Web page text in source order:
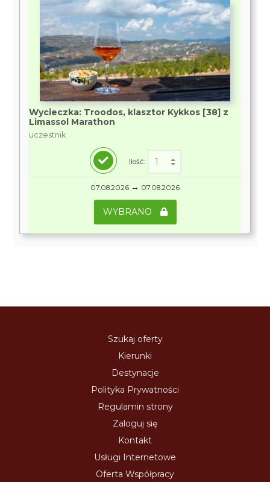
Wycieczka: Troodos, klasztor Kykkos [38] z
Limassol Marathon
uczestnik
Ilość:
07.08.2026 → 07.08.2026
WYBRANO
Szukaj oferty
Kierunki
Destynacje
Polityka Prywatności
Regulamin strony
Zaloguj się
Kontakt
Usługi Internetowe
Oferta Współpracy